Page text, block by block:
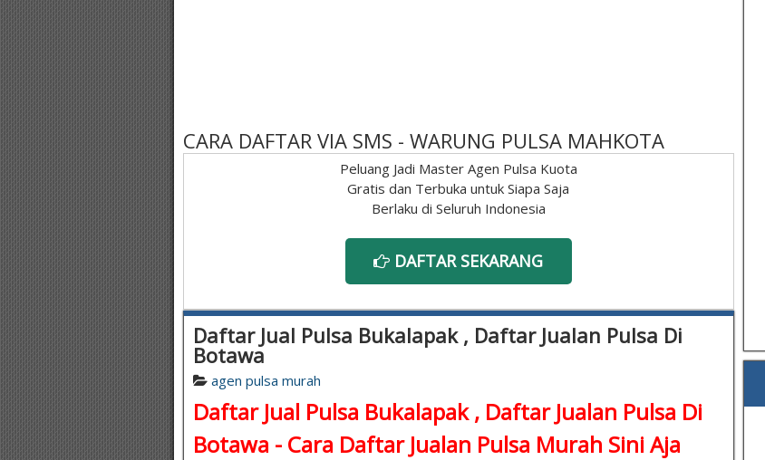
CARA DAFTAR VIA SMS - WARUNG PULSA MAHKOTA
Peluang Jadi Master Agen Pulsa Kuota
Gratis dan Terbuka untuk Siapa Saja
Berlaku di Seluruh Indonesia
DAFTAR SEKARANG
Daftar Jual Pulsa Bukalapak , Daftar Jualan Pulsa Di
Botawa
agen pulsa murah
Daftar Jual Pulsa Bukalapak , Daftar Jualan Pulsa Di
Botawa - Cara Daftar Jualan Pulsa Murah Sini Aja